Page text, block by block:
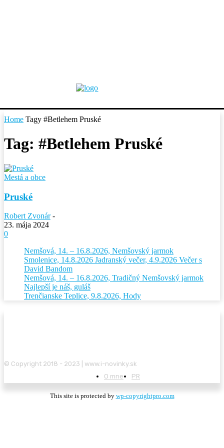
Home Tagy #Betlehem Pruské
Tag: #Betlehem Pruské
Mestá a obce
Pruské
Robert Zvonár -
23. mája 2024
0
Nemšová, 14. – 16.8.2026, Nemšovský jarmok
Smolenice, 14.8.2026 Jadranský večer, 4.9.2026 Večer s
David Bandom
Nemšová, 14. – 16.8.2026, Tradičný Nemšovský jarmok
Najlepší je náš, guláš
Trenčianske Teplice, 9.8.2026, Hody
© Copyright 2018 - 2023 | www.i-novinky.sk
O mne
PR
This site is protected by wp-copyrightpro.com